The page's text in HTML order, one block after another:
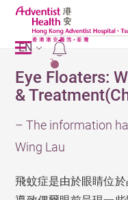
2
EN
Eye Floaters:
&
– The information
Wing Lau
飛蚊症是由於眼睛位